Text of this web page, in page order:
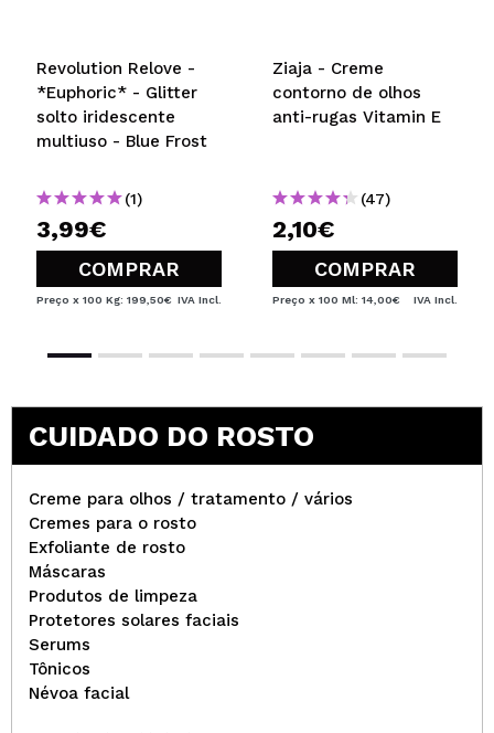
Revolution Relove -
*Euphoric* - Glitter
solto iridescente
multiuso - Blue Frost
(1)
3,99€
COMPRAR
Preço x 100 Kg: 199,50€ IVA Incl.
Ziaja - Creme
contorno de olhos
anti-rugas Vitamin E
(47)
2,10€
COMPRAR
Preço x 100 Ml: 14,00€ IVA Incl.
CUIDADO DO ROSTO
Creme para olhos / tratamento / vários
Cremes para o rosto
Exfoliante de rosto
Máscaras
Produtos de limpeza
Protetores solares faciais
Serums
Tônicos
Névoa facial